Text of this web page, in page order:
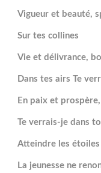
Vigueur et beauté,
Sur tes collines
Vie et délivrance,
Dans tes airs Te
En paix et
Te verrais-je dans
Atteindre les
La jeunesse ne